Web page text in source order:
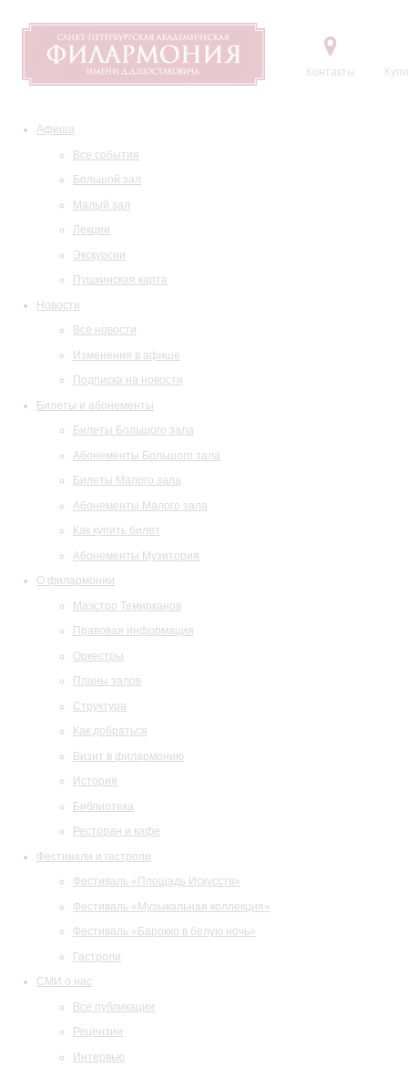
Контакты
Афиша
Все события
Большой зал
Малый зал
Лекции
Экскурсии
Пушкинская карта
Новости
Все новости
Изменения в афише
Подписка на новости
Билеты и абонементы
Билеты Большого зала
Абонементы Большого зала
Билеты Малого зала
Абонементы Малого зала
Как купить билет
Абонементы Музитория
О филармонии
Маэстро Темирканов
Правовая информация
Оркестры
Планы залов
Структура
Как добраться
Визит в филармонию
История
Библиотека
Ресторан и кафе
Фестивали и гастроли
Фестиваль «Площадь Искусств»
Фестиваль «Музыкальная коллекция»
Фестиваль «Барокко в белую ночь»
Гастроли
СМИ о нас
Все публикации
Рецензии
Интервью